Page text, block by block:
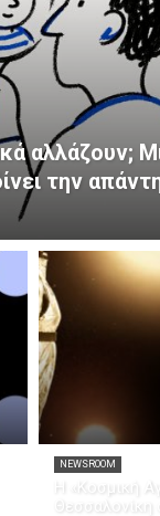
αλλάζουν;
την
NEWSROOM
Η «Κοσμική
Θεσσαλονίκη